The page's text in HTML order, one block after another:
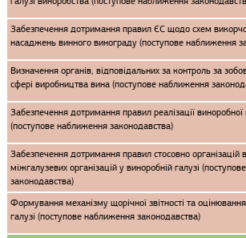
Забезпечення дотримання правил ЄС щодо схем
насаджень винного винограду (поступове наближення
Визначення органів, відповідальних за контроль за
сфері виробництва вина (поступове наближення
Забезпечення дотримання правил реалізації виноробної
(поступове наближення законодавства)
Забезпечення дотримання правил стосовно організацій
міжгалузевих організацій у виноробній галузі
законодавства)
Формування механізму щорічної звітності та
галузі (поступове наближення законодавства)